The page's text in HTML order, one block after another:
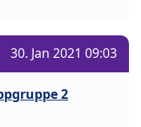
30. Jan 2021 09:03
2